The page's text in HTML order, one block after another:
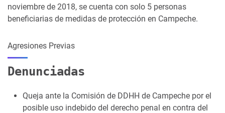
noviembre de 2018, se cuenta con solo 5 personas
beneficiarias de medidas de protección en Campeche.
Agresiones Previas
Denunciadas
Queja ante la Comisión de DDHH de Campeche por el
posible uso indebido del derecho penal en contra del